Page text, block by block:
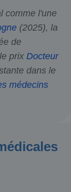
comme l'une
(2025), la
de
prix Docteur
dans le
médecins